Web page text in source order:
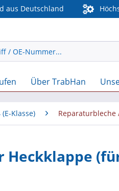
aus Deutschland
Über TrabHan
(E-Klasse) Reparaturbleche